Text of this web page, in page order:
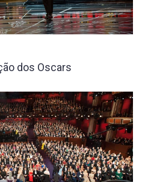
dos Oscars